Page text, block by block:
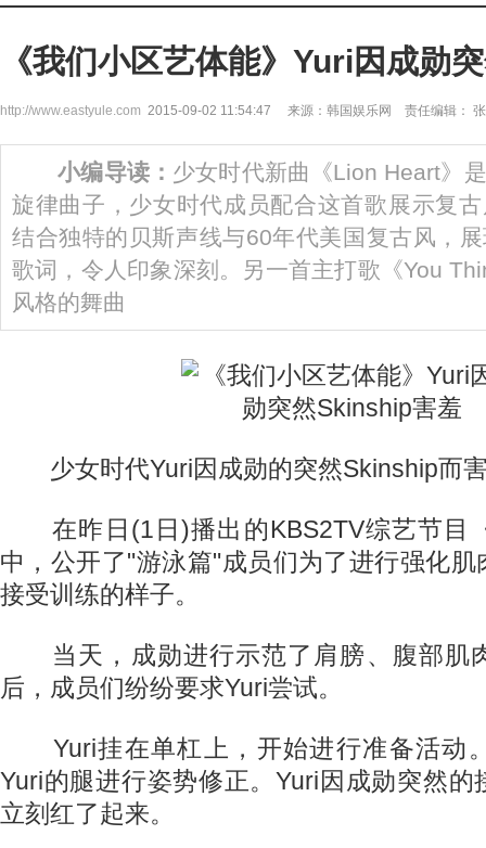
《我们小区艺体能》Yuri因成勋
http://www.eastyule.com 2015-09-02 11:54:47 来源：韩国娱乐网 责任编辑：
小编导读： 少女时代新曲《Lion Heart》
旋律曲子，少女时代成员配合这首歌展示复
结合独特的贝斯声线与60年代美国复古风，
歌词，令人印象深刻。另一首主打歌《You
风格的舞曲
少女时代Yuri因成勋的突然Skinship而
在昨日(1日)播出的KBS2TV综艺节目
中，公开了"游泳篇"成员们为了进行强化
接受训练的样子。
当天，成勋进行示范了肩膀、腹部肌
后，成员们纷纷要求Yuri尝试。
Yuri挂在单杠上，开始进行准备活动
Yuri的腿进行姿势修正。Yuri因成勋突然的
立刻红了起来。